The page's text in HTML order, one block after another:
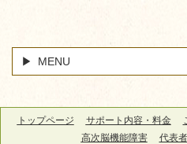
MENU
トップページ サポート内容・料金
高次脳機能障害
代表